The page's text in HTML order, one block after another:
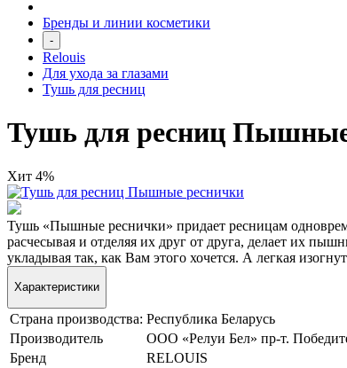
Бренды и линии косметики
-
Relouis
Для ухода за глазами
Тушь для ресниц
Тушь для ресниц
Хит 4%
Тушь «Пышные реснички» придает ресницам
расчесывая и отделяя их друг от друга, делает их
укладывая так, как Вам этого хочется. А легкая
Характеристики
Страна производства: Республика Беларусь
Производитель
ООО «Релуи Бел» пр-т.
Бренд
RELOUIS